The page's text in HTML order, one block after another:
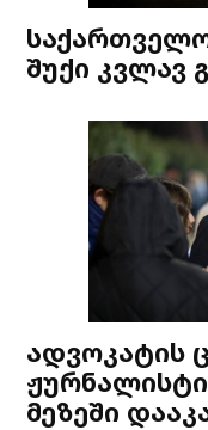
შუქი კვლავ
ადვოკატის
მეზეში